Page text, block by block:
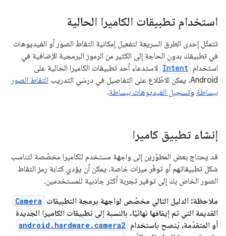
استخدام تطبيقات الكاميرا الحالية
تتمثّل إحدى الطرق السريعة لتفعيل إمكانية التقاط الصور أو الفيديوهات
في تطبيقك بدون الحاجة إلى الكثير من الرموز البرمجية الإضافية في
استخدام Intent لاستدعاء أحد تطبيقات الكاميرا الحالية على
Android. يمكن الاطّلاع على التفاصيل في درسَي التدريب
التقاط الصور
ببساطة وتسجيل الفيديوهات ببساطة.
إنشاء تطبيق كاميرا
قد يحتاج بعض المطوّرين إلى واجهة مستخدم للكاميرا مخصّصة لتناسب
شكل تطبيقاتهم أو توفّر ميزات خاصة. يمكن أن يؤدي كتابة رمز التقاط
الصور الخاص بك إلى توفير تجربة أكثر جاذبية للمستخدمين.
ملاحظة: الدليل التالي مخصّص لواجهة برمجة التطبيقات Camera
القديمة التي تم إيقافها نهائيًا. بالنسبة إلى تطبيقات الكاميرا الجديدة
أو المتقدّمة، يُنصح باستخدام android.hardware.camera2